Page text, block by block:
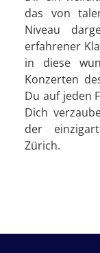
das von
Niveau
erfahrener
in diese
Konzerten
Du auf jeden
Dich
der
Zürich.